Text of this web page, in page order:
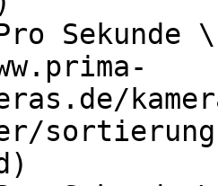
Sekunde